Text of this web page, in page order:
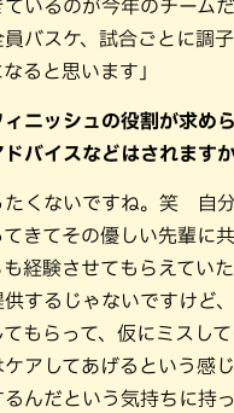
いるのが今年のチーム
員バスケ、試合ごとに調
ると思います」
ニッシュの役割が求め
バイスなどはされます
たくないですね。笑 自
きてその優しい先輩に
経験させてもらえていた
するじゃないですけど
もらって、仮にミスし
ケアしてあげるという感
るんだという気持ちに持